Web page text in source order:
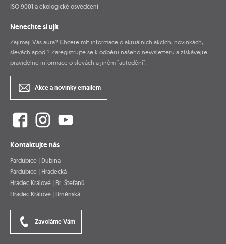
ISO 9001 a ekologické osvědčení
Nenechte si ujít
Zajímají Vás auta? Chcete mít informace o aktuálních akcích, novinkách,
slevách apod.? Zaregistrujte se k odběru našeho newsletteru a získávejte
pravidelné informace o slevách a jiném "autodění".
Akce a novinky emailem
Kontaktujte nás
Pardubice | Dubina
Pardubice | Hradecká
Hradec Králové | Br. Štefanů
Hradec Králové | Brněnská
Zavoláme Vám